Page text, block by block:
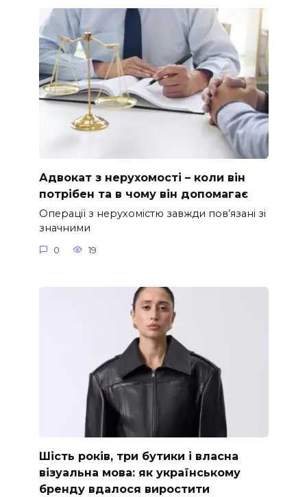
Адвокат з нерухомості – коли він
потрібен та в чому він допомагає
Операції з нерухомістю завжди пов’язані зі
значними
0 19
Шість років, три бутики і власна
візуальна мова: як українському
бренду вдалося виростити